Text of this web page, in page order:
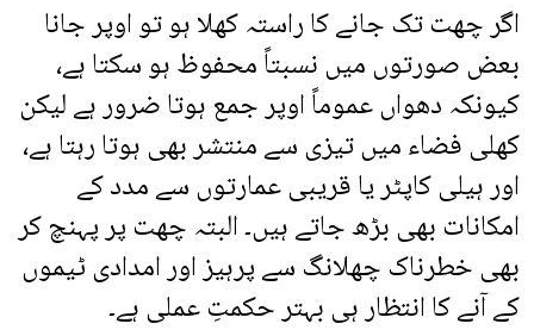
اگر چھت تک جانے کا راستہ کھلا ہو تو اوپر جانا
بعض صورتوں میں نسبتاً محفوظ ہو سکتا ہے،
کیونکہ دھواں عموماً اوپر جمع ہوتا ضرور ہے لیکن
کھلی فضاء میں تیزی سے منتشر بھی ہوتا رہتا ہے،
اور ہیلی کاپٹر یا قریبی عمارتوں سے مدد کے
امکانات بھی بڑھ جاتے ہیں۔ البتہ چھت پر پہنچ کر
بھی خطرناک چھلانگ سے پرہیز اور امدادی ٹیموں
کے آنے کا انتظار ہی بہتر حکمتِ عملی ہے۔